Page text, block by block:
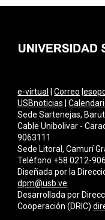
e-virtual |Correo |
USBnoticias |
Sede Sartenejas,
Cable Unibolivar -
9063111
Sede Litoral, Camurí
Teléfono +58 0212-
Diseñada por la
dpm@usb.ve
Desarrollada por
Cooperación (DRIC)